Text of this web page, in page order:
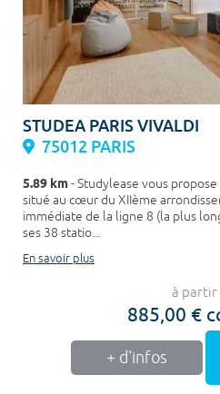
STUDEA PARIS VIVALDI
75012 PARIS
5.89 km- Studylease vous
situé au cœur du XIIème
immédiate de la ligne 8 (la plus
ses 38 statio...
En savoir plus
à partir
885,00 €
+ d'infos